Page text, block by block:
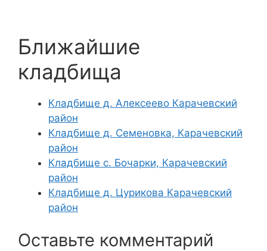
Ближайшие
кладбища
Кладбище д. Алексеево Карачевский
район
Кладбище д. Семеновка, Карачевский
район
Кладбище с. Бочарки, Карачевский
район
Кладбище д. Цурикова Карачевский
район
Оставьте комментарий